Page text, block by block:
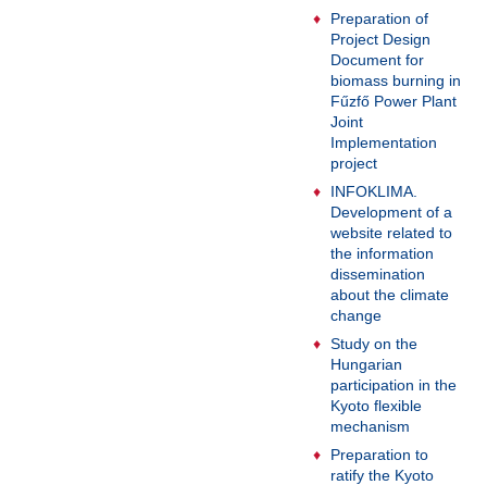
Preparation of
Project Design
Document for
biomass burning in
Fűzfő Power Plant
Joint
Implementation
project
INFOKLIMA.
Development of a
website related to
the information
dissemination
about the climate
change
Study on the
Hungarian
participation in the
Kyoto flexible
mechanism
Preparation to
ratify the Kyoto